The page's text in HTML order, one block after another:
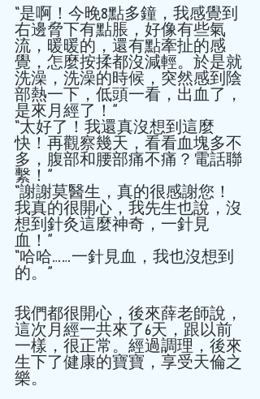
“是啊！今晚8點多鐘，我感覺到
右邊脅下有點脹，好像有些氣
流，暖暖的，還有點牽扯的感
覺，怎麼按揉都沒減輕。於是就
洗澡，洗澡的時候，突然感到陰
部熱一下，低頭一看，出血了，
是來月經了！”
“太好了！我還真沒想到這麼
快！再觀察幾天，看看血塊多不
多，腹部和腰部痛不痛？電話聯
繫！”
“謝謝莫醫生，真的很感謝您！
我真的很開心，我先生也說，沒
想到針灸這麼神奇，一針見
血！”
“哈哈……一針見血，我也沒想到
的。”
我們都很開心，後來薛老師說，
這次月經一共來了6天，跟以前
一樣，很正常。經過調理，後來
生下了健康的寶寶，享受天倫之
樂。